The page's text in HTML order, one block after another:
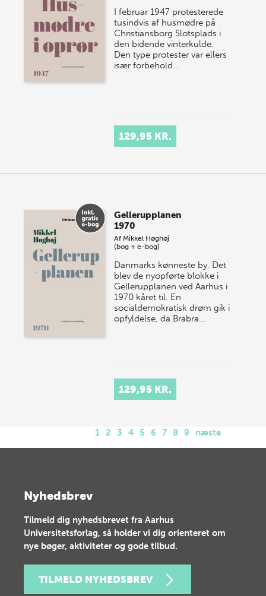
I februar 1947 protesterede
tusindvis af husmødre på
Christiansborg Slotsplads i
den bidende vinterkulde.
Den type protester var ellers
især forbehold…
129,95 KR.
Gellerupplanen
1970
Af Mikkel Høghøj
(bog + e-bog)
Danmarks kønneste by. Det
blev de nyopførte blokke i
Gellerupplanen ved Aarhus i
1970 kåret til. En
socialdemokratisk drøm gik i
opfyldelse, da Brabra…
129,95 KR.
1 2 3 4 5 6 7 8 9 næste
Nyhedsbrev
Tilmeld dig nyhedsbrevet fra Aarhus
Universitetsforlag, så holder vi dig orienteret om
nye bøger, aktiviteter og gode tilbud.
TILMELD NYHEDSBREV